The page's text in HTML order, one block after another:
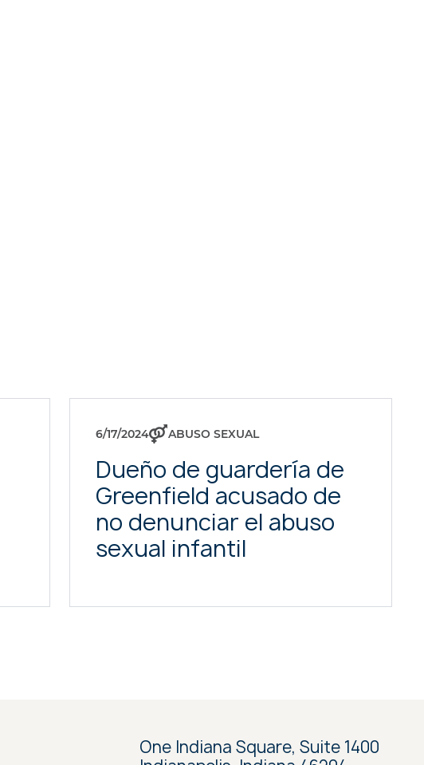
6/17/2024 ABUSO SEXUAL
Dueño de guardería de
Greenfield acusado de
no denunciar el abuso
sexual infantil
One Indiana Square, Suite 1400